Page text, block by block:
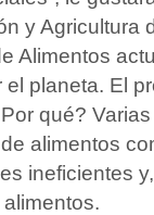
y Agricultura
Alimentos
planeta. El
qué?
alimentos
ineficientes